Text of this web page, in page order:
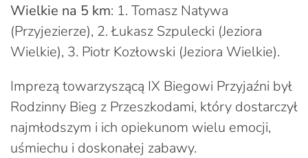
Wielkie na 5 km: 1. Tomasz Natywa
(Przyjezierze), 2. Łukasz Szpulecki (Jeziora
Wielkie), 3. Piotr Kozłowski (Jeziora Wielkie).
Imprezą towarzyszącą IX Biegowi Przyjaźni był
Rodzinny Bieg z Przeszkodami, który dostarczył
najmłodszym i ich opiekunom wielu emocji,
uśmiechu i doskonałej zabawy.